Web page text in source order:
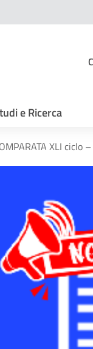
e Ricerca
XLI